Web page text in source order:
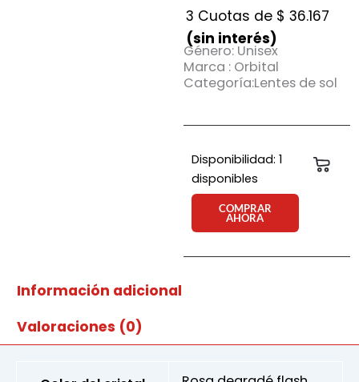
original
era:
$ 155.000.
actual
es:
$ 108.500.
3 Cuotas de $ 36.167
(sin interés)
Género: Unisex
Marca : Orbital
Categoría:Lentes de sol
Disponibilidad: 1
disponibles
Anteojo
de
Orbital
Bauhaus
ngm
ro
COMPRAR
AHORA
Información adicional
Valoraciones (0)